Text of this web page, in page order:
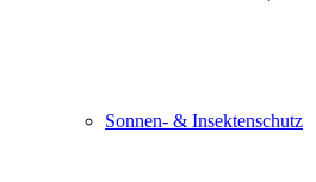
Sonnen- & Insektenschutz